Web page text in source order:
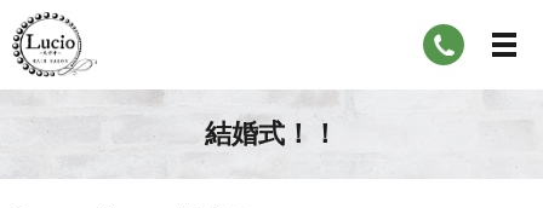
結婚式！！